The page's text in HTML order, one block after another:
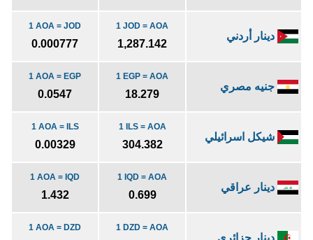
دينار أردني
1 JOD = AOA
1,287.142
1 AOA = JOD
0.000777
جنيه مصري
1 EGP = AOA
18.279
1 AOA = EGP
0.0547
شيكل اسرائيلي
1 ILS = AOA
304.382
1 AOA = ILS
0.00329
دينار عراقي
1 IQD = AOA
0.699
1 AOA = IQD
1.432
دينار جزائري
1 DZD = AOA
1 AOA = DZD